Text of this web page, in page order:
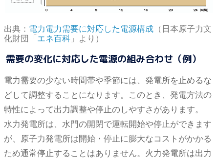
出典： 電力電力需要に対応した電源構成 （日本原子力文
化財団「 エネ百科 」より）
需要の変化に対応した電源の組み合わせ（例）
電力需要の少ない時間帯や季節には、発電所を止めるな
どして調整することになります。このとき、発電方法の
特性によって出力調整や停止のしやすさがあります。
水力発電所は、水門の開閉で運転開始や停止ができます
が、原子力発電所は開始・停止に膨大なコストがかかる
ため通常停止することはありません。火力発電所は出力